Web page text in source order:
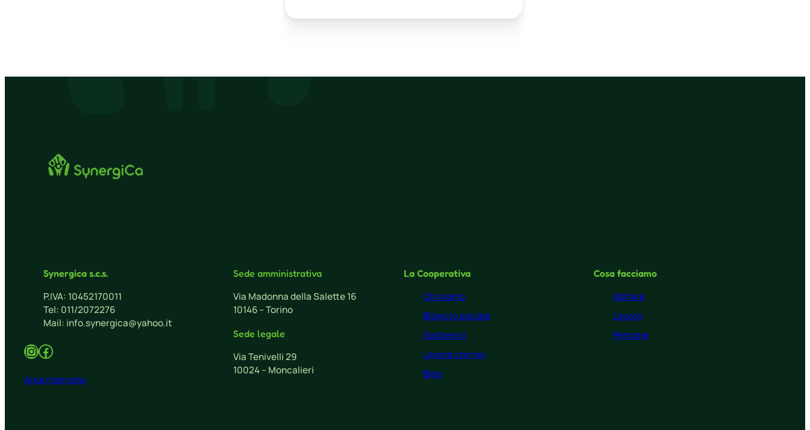
Synergica s.c.s.
P.IVA: 10452170011
Tel: 011/2072276
Mail: info.synergica@yahoo.it
InstagramFacebook
Area riservata
Sede amministrativa
Via Madonna della Salette 16
10146 – Torino
Sede legale
Via Tenivelli 29
10024 – Moncalieri
La Cooperativa
Chi siamo
Bilancio sociale
Sostienici
Lavora con noi
Blog
Cosa facciamo
Abitare
Lavoro
Persone